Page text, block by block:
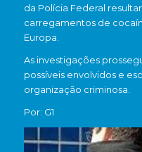
da Polícia Federal
carregamentos de
Europa.
As investigações
possíveis envolvidos e
organização criminosa.
Por: G1